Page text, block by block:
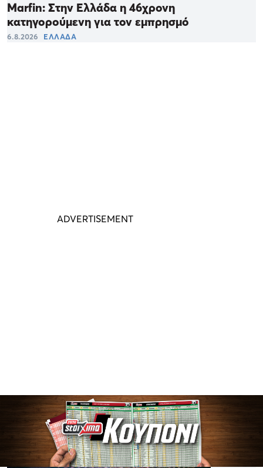
Marfin: Στην Ελλάδα η 46χρονη
κατηγορούμενη για τον εμπρησμό
6.8.2026 ΕΛΛΑΔΑ